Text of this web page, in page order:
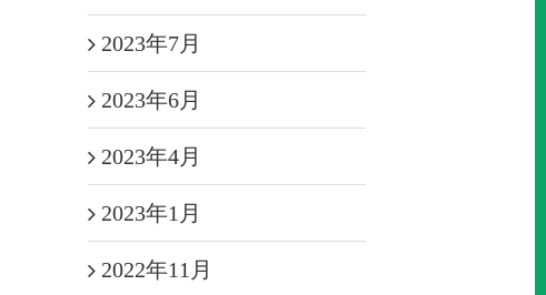
2023年7月
2023年6月
2023年4月
2023年1月
2022年11月